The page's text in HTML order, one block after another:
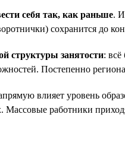
себя так, как раньше. И
сохранится до
структуры занятости:
Постепенно
влияет уровень
работники